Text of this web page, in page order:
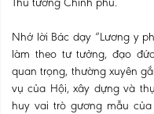
Nhớ lời Bác dạy “Lương y
làm theo tư tưởng, đạo
quan trọng, thường xuyên
vụ của Hội, xây dựng và
huy vai trò gương mẫu